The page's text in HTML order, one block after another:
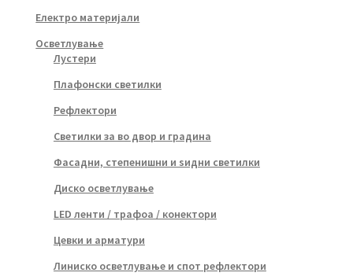
Електро материјали
Осветлување
Лустери
Плафонски светилки
Рефлектори
Светилки за во двор и градина
Фасадни, степенишни и ѕидни светилки
Диско осветлување
LED ленти / трафоа / конектори
Цевки и арматури
Линиско осветлување и спот рефлектори